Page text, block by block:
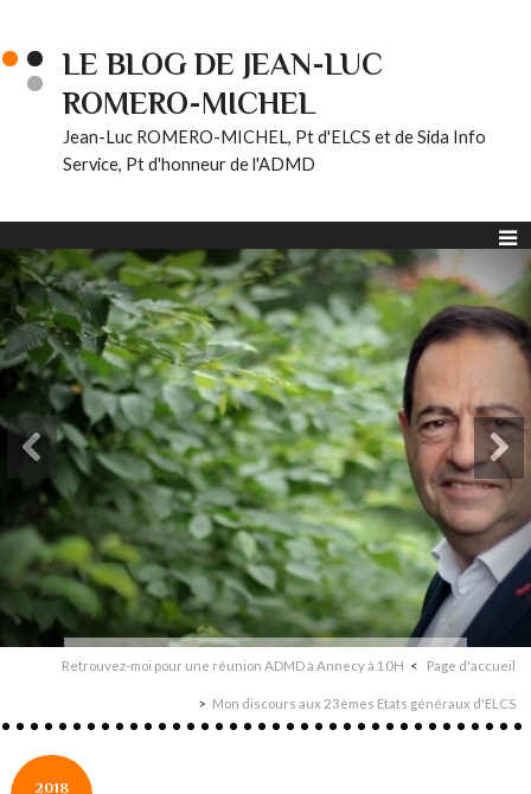
LE BLOG DE JEAN-LUC
ROMERO-MICHEL
Jean-Luc ROMERO-MICHEL, Pt d'ELCS et de Sida Info
Service, Pt d'honneur de l'ADMD
Retrouvez-moi pour une réunion ADMD à Annecy à 10H Page d'accueil
Mon discours aux 23èmes Etats généraux d'ELCS
2018